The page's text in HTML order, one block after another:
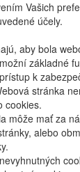
Vašich
účely.
aby bola
základné
k
stránka
cookies.
môže mať za
alebo